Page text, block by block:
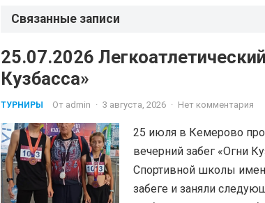
Связанные записи
25.07.2026
Кузбасса»
ТУРНИРЫ От admin · 3 августа, 2026 · Нет комментария
25 июля в Кемерово
вечерний забег «Огни
Спортивной школы
забеге и заняли